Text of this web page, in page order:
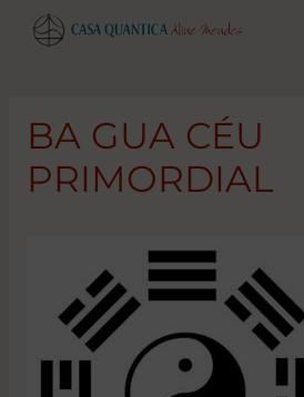
Pular
para
BA GUA CÉU
PRIMORDIAL